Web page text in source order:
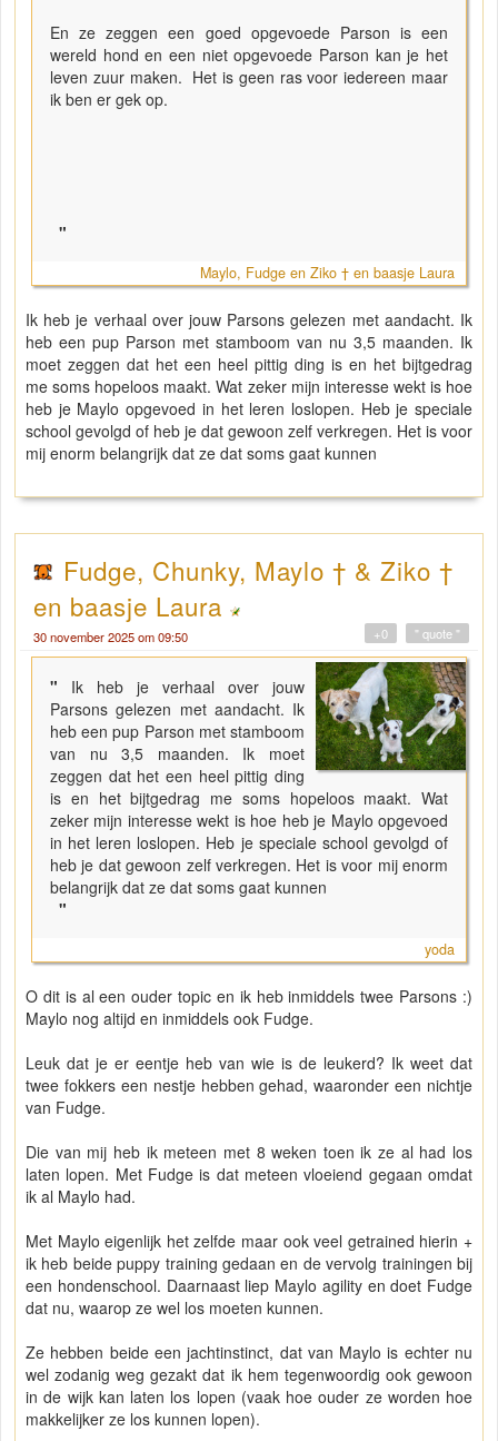
En ze zeggen een goed opgevoede Parson is een
wereld hond en een niet opgevoede Parson kan je het
leven zuur maken. Het is geen ras voor iedereen maar
ik ben er gek op.
"
Maylo, Fudge en Ziko † en baasje Laura
Ik heb je verhaal over jouw Parsons gelezen met aandacht. Ik
heb een pup Parson met stamboom van nu 3,5 maanden. Ik
moet zeggen dat het een heel pittig ding is en het bijtgedrag
me soms hopeloos maakt. Wat zeker mijn interesse wekt is hoe
heb je Maylo opgevoed in het leren loslopen. Heb je speciale
school gevolgd of heb je dat gewoon zelf verkregen. Het is voor
mij enorm belangrijk dat ze dat soms gaat kunnen
Fudge, Chunky, Maylo † & Ziko †
en baasje Laura
30 november 2025 om 09:50 " quote "
+0
" Ik heb je verhaal over jouw
Parsons gelezen met aandacht. Ik
heb een pup Parson met stamboom
van nu 3,5 maanden. Ik moet
zeggen dat het een heel pittig ding
is en het bijtgedrag me soms hopeloos maakt. Wat
zeker mijn interesse wekt is hoe heb je Maylo opgevoed
in het leren loslopen. Heb je speciale school gevolgd of
heb je dat gewoon zelf verkregen. Het is voor mij enorm
belangrijk dat ze dat soms gaat kunnen
"
yoda
O dit is al een ouder topic en ik heb inmiddels twee Parsons :)
Maylo nog altijd en inmiddels ook Fudge.
Leuk dat je er eentje heb van wie is de leukerd? Ik weet dat
twee fokkers een nestje hebben gehad, waaronder een nichtje
van Fudge.
Die van mij heb ik meteen met 8 weken toen ik ze al had los
laten lopen. Met Fudge is dat meteen vloeiend gegaan omdat
ik al Maylo had.
Met Maylo eigenlijk het zelfde maar ook veel getrained hierin +
ik heb beide puppy training gedaan en de vervolg trainingen bij
een hondenschool. Daarnaast liep Maylo agility en doet Fudge
dat nu, waarop ze wel los moeten kunnen.
Ze hebben beide een jachtinstinct, dat van Maylo is echter nu
wel zodanig weg gezakt dat ik hem tegenwoordig ook gewoon
in de wijk kan laten los lopen (vaak hoe ouder ze worden hoe
makkelijker ze los kunnen lopen).